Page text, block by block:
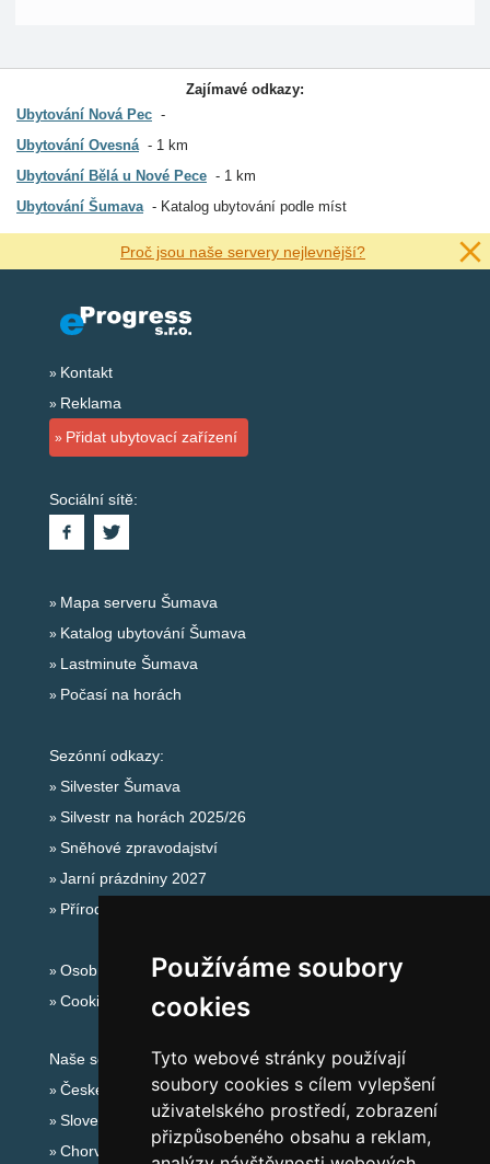
Používáme soubory
cookies
Tyto webové stránky používají
soubory cookies s cílem vylepšení
uživatelského prostředí, zobrazení
přizpůsobeného obsahu a reklam,
Zajímavé odkazy:
Ubytování Nová Pec
Ubytování Ovesná
1 km
Ubytování Bělá u Nové Pece
1 km
Ubytování Šumava
Katalog ubytování podle míst
Proč jsou naše servery nejlevnější?
Kontakt
Reklama
Přidat ubytovací zařízení
Sociální sítě:
Mapa serveru Šumava
Katalog ubytování Šumava
Lastminute Šumava
Počasí na horách
Sezónní odkazy:
Silvester Šumava
Silvestr na horách 2025/26
Sněhové zpravodajství
Jarní prázdniny 2027
Přírodní koupaliště
Osobní údaje
Cookies
Naše servery:
České hory
Slovenské hory
Chorvatsko